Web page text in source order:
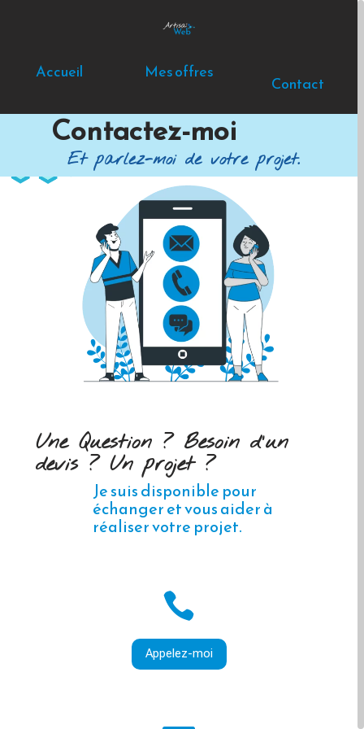
Accueil Mes offres
Contact
Contactez-moi
Et parlez-moi de votre projet.
Une Question ? Besoin d'un
devis ? Un projet ?
Je suis disponible pour
échanger et vous aider à
réaliser votre projet.

Appelez-moi